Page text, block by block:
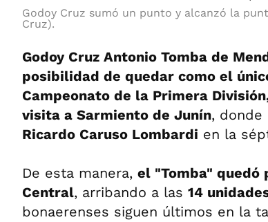
Godoy Cruz sumó un punto y alcanzó la
Cruz).
Godoy Cruz Antonio Tomba de
posibilidad de quedar como el
Campeonato de la Primera
visita a Sarmiento de Junín, donde
Ricardo Caruso Lombardi en la
De esta manera, el "Tomba" quedó
Central, arribando a las 14
bonaerenses siguen últimos en la